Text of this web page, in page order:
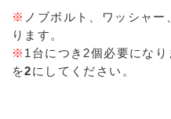
※ ノブボルト、ワッシャ
ります。
※ 1台につき2個必要にな
を2にしてください。